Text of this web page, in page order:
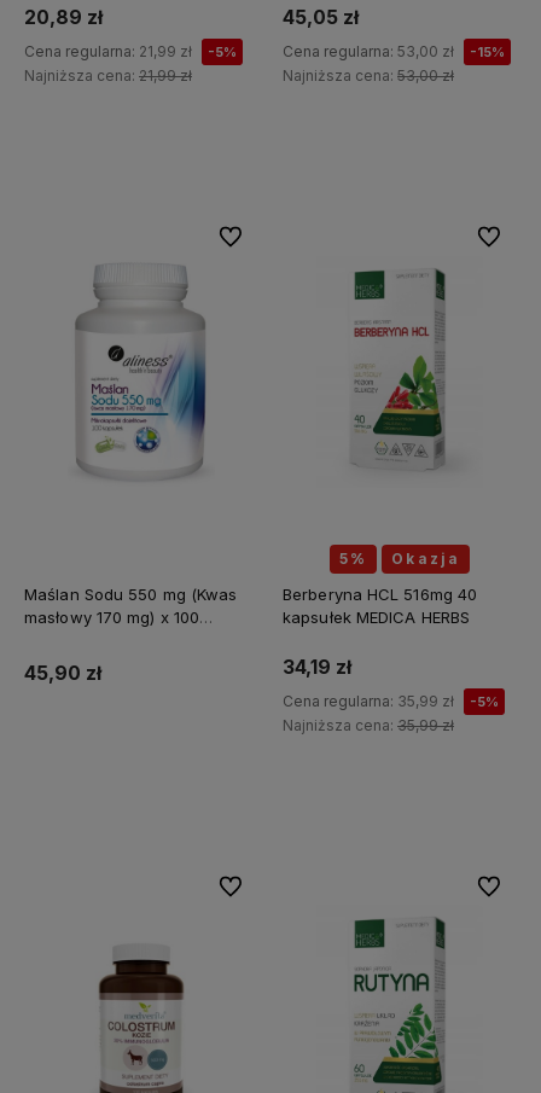
20,89 zł
Cena regularna: 21,99 zł -5%
Najniższa cena: 21,99 zł
wrotycz, zielony orzech,
szałwia, kłącze tataraku,
konopia siewna) 12 sztuk x 2g
API Effect
45,05 zł
Cena regularna: 53,00 zł -15%
Najniższa cena: 53,00 zł
Maślan Sodu 550 mg (Kwas
masłowy 170 mg) x 100
45,90 zł
Do ulubionych
5% Okazja
Berberyna HCL 516mg 40
kapsułek MEDICA HERBS
34,19 zł
Cena regularna: 35,99 zł -5%
Najniższa cena: 35,99 zł
Do
Do ulubionych Do